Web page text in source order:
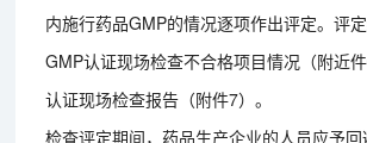
内施行药品GMP的情况逐项作出评定。评
GMP认证现场检查不合格项目情况（附近
认证现场检查报告（附件7）。
检查评定期间，药品生产企业的人员应予回